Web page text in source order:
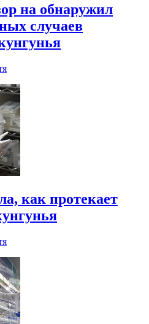
на обнаружил
случаев
как протекает